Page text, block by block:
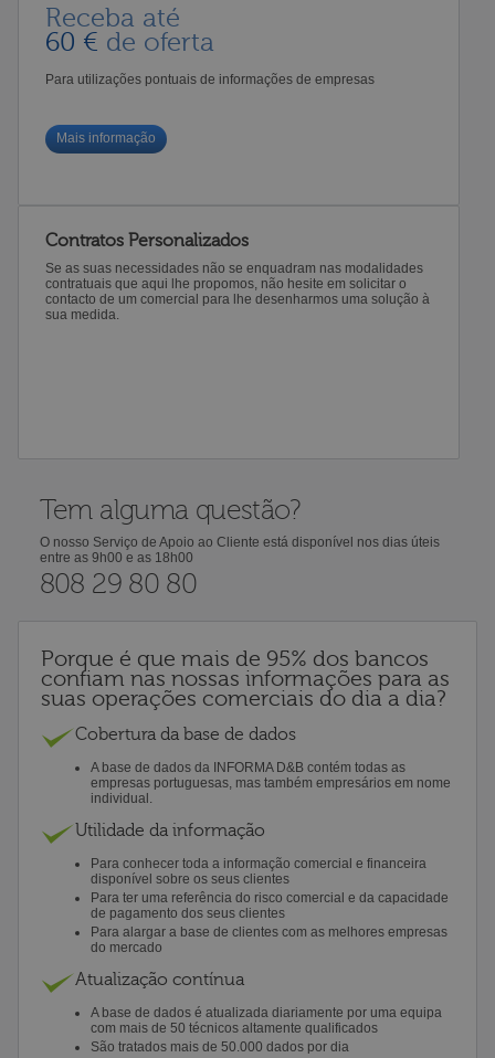
Receba até
60 € de oferta
Para utilizações pontuais de informações de empresas
Mais informação
Contratos Personalizados
Se as suas necessidades não se enquadram nas modalidades
contratuais que aqui lhe propomos, não hesite em solicitar o
contacto de um comercial para lhe desenharmos uma solução à
sua medida.
Tem alguma questão?
O nosso Serviço de Apoio ao Cliente está disponível nos dias úteis
entre as 9h00 e as 18h00
808 29 80 80
Porque é que mais de 95% dos bancos
confiam nas nossas informações para as
suas operações comerciais do dia a dia?
Cobertura da base de dados
A base de dados da INFORMA D&B contém todas as
empresas portuguesas, mas também empresários em nome
individual.
Utilidade da informação
Para conhecer toda a informação comercial e financeira
disponível sobre os seus clientes
Para ter uma referência do risco comercial e da capacidade
de pagamento dos seus clientes
Para alargar a base de clientes com as melhores empresas
do mercado
Atualização contínua
A base de dados é atualizada diariamente por uma equipa
com mais de 50 técnicos altamente qualificados
São tratados mais de 50.000 dados por dia